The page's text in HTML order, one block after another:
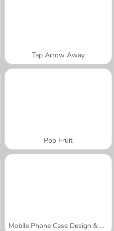
Tap Arrow Away
Pop Fruit
Mobile Phone Case Design & DIY